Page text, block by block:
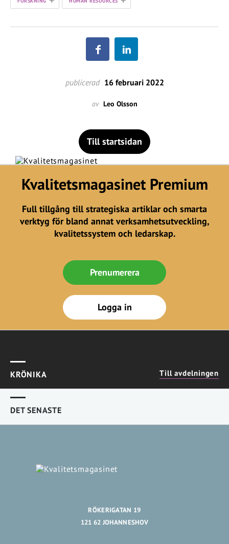
publicerad 16 februari 2022
av Leo Olsson
Till startsidan
Kvalitetsmagasinet Premium
Full tillgång till strategiska artiklar och smarta
verktyg för bland annat verksamhetsutveckling,
kvalitetssystem och ledarskap.
Prenumerera
Logga in
KRÖNIKA Till avdelningen
DET SENASTE
RÖKERIGATAN 19
121 62 JOHANNESHOV